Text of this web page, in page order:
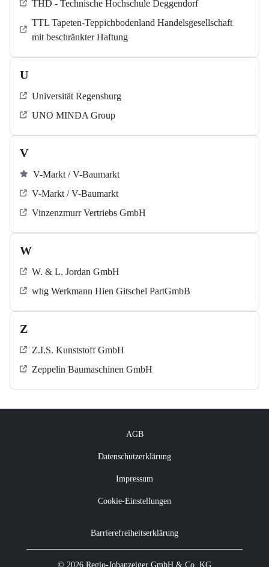
THD - Technische Hochschule Deggendorf
TTL Tapeten-Teppichbodenland Handelsgesellschaft
mit beschränkter Haftung
U
Universität Regensburg
UNO MINDA Group
V
V-Markt / V-Baumarkt
V-Markt / V-Baumarkt
Vinzenzmurr Vertriebs GmbH
W
W. & L. Jordan GmbH
whg Werkmann Hien Gitschel PartGmbB
Z
Z.I.S. Kunststoff GmbH
Zeppelin Baumaschinen GmbH
AGB
Datenschutzerklärung
Impressum
Cookie-Einstellungen
Barrierefreiheitserklärung
© 2026 Regio-Jobanzeiger GmbH & Co. KG